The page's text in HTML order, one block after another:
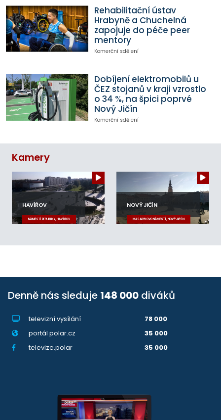
Rehabilitační ústav
Hrabyně a Chuchelná
zapojuje do péče peer
mentory
Komerční sdělení
Dobíjení elektromobilů u
ČEZ stojanů v kraji vzrostlo
o 34 %, na špici poprvé
Nový Jičín
Komerční sdělení
Kamery
HAVÍŘOV
NÁMĚSTÍ REPUBLIKY, HAVÍŘOV
NOVÝ JIČÍN
MASARYKOVO NÁMĚSTÍ, NOVÝ JIČÍN
Denně nás sleduje 148 000 diváků
televizní vysílání
78 000
portál polar.cz
35 000
televize.polar
35 000